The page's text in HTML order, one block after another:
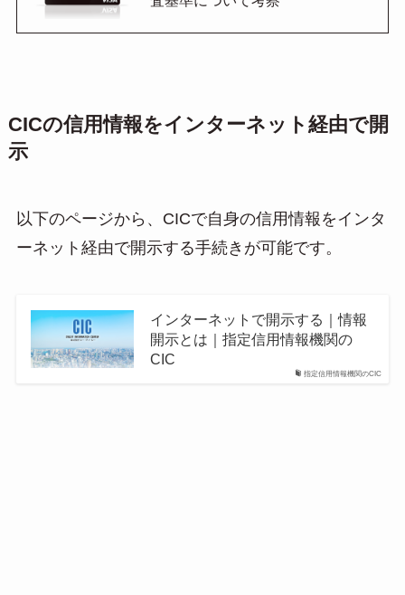
CICの信用情報をインターネット経由で開
示
以下のページから、CICで自身の信用情報をインタ
ーネット経由で開示する手続きが可能です。
指定信用情報機関のCIC
インターネットで開示する｜情報
開示とは｜指定信用情報機関の
CIC